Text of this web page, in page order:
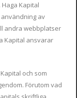
Kapital
av
andra webbplatser
Kapital ansvarar
och som
Förutom vad